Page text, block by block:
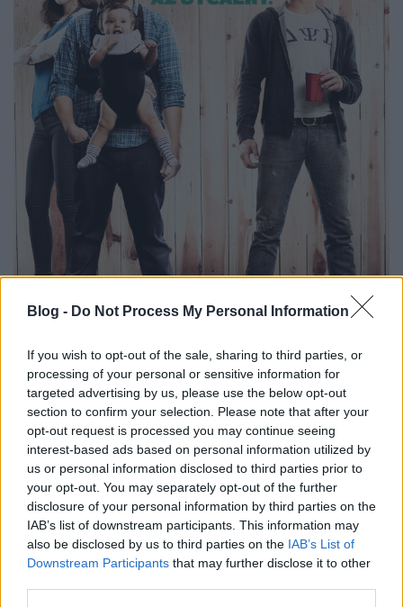
Blog - Do Not Process My Personal Information
If you wish to opt-out of the sale, sharing to third parties, or
processing of your personal or sensitive information for
targeted advertising by us, please use the below opt-out
section to confirm your selection. Please note that after your
opt-out request is processed you may continue seeing
interest-based ads based on personal information utilized by
us or personal information disclosed to third parties prior to
your opt-out. You may separately opt-out of the further
disclosure of your personal information by third parties on the
IAB’s list of downstream participants. This information may
also be disclosed by us to third parties on the IAB’s List of
Downstream Participants that may further disclose it to other
Címkék:kritika *** comedy zac efron seth rogen rose byrne
christopher mintz plasse kritika szokatrany
Ajánlott bejegyzések: